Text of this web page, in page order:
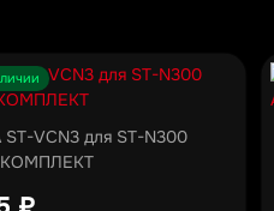
ST-VCN3 для ST-N300